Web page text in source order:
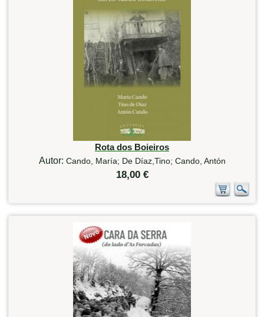
Rota dos Boieiros
Autor: Cando, María; De Díaz,Tino; Cando, Antón
18,00 €